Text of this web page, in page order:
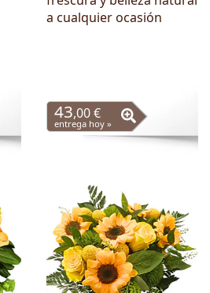
a cualquier ocasión
43,00 €
entrega hoy »